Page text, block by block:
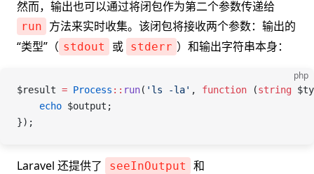
然而，输出也可以通过将闭包作为第二个参数传递给
run
方法来实时收集。该闭包将接收两个参数：输出的
“类型”（ stdout 或 stderr ）和输出字符串本身：
php
$result = Process :: run( 'ls -la' , function (string
    echo
$output ;
});
Laravel 还提供了 seeInOutput 和